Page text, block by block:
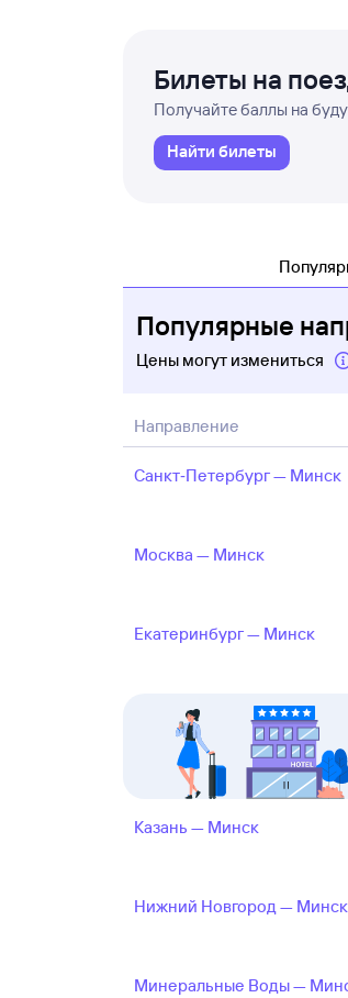
Билеты на
Получайте баллы на
Найти билеты
Популярные
Цены могут измениться
Направление
Санкт‑Петербург — Минск
Москва — Минск
Екатеринбург — Минск
Казань — Минск
Нижний Новгород — Минск
Минеральные Воды —